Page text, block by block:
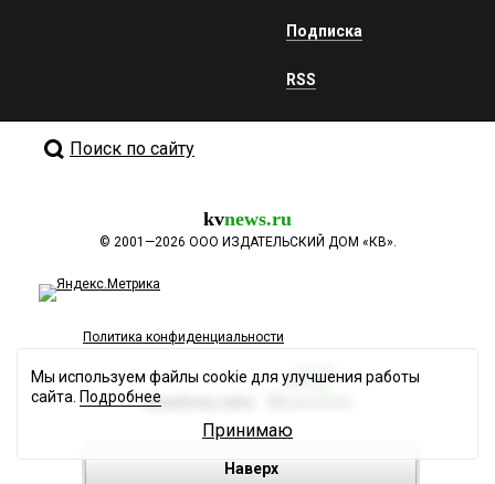
Подписка
RSS
Поиск по сайту
kvnews.ru
© 2001—2026 ООО ИЗДАТЕЛЬСКИЙ ДОМ «КВ».
Политика конфиденциальности
Разработка сайта
Наверх
Мы используем файлы cookie для улучшения работы
сайта. Подробнее
Принимаю